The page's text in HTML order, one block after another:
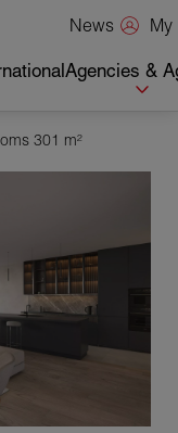
News
Agencies &
301 m²